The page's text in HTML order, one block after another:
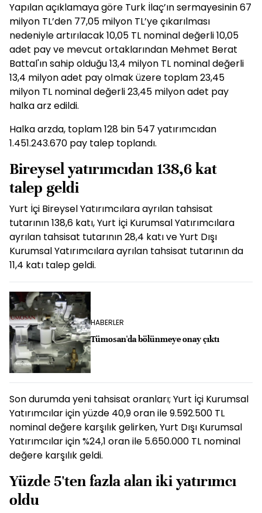
Yapılan açıklamaya göre Turk İlaç’ın sermayesinin 67
milyon TL’den 77,05 milyon TL’ye çıkarılması
nedeniyle artırılacak 10,05 TL nominal değerli 10,05
adet pay ve mevcut ortaklarından Mehmet Berat
Battal'ın sahip olduğu 13,4 milyon TL nominal değerli
13,4 milyon adet pay olmak üzere toplam 23,45
milyon TL nominal değerli 23,45 milyon adet pay
halka arz edildi.
Halka arzda, toplam 128 bin 547 yatırımcıdan
1.451.243.670 pay talep toplandı.
Bireysel yatırımcıdan 138,6 kat
talep geldi
Yurt İçi Bireysel Yatırımcılara ayrılan tahsisat
tutarının 138,6 katı, Yurt İçi Kurumsal Yatırımcılara
ayrılan tahsisat tutarının 28,4 katı ve Yurt Dışı
Kurumsal Yatırımcılara ayrılan tahsisat tutarının da
11,4 katı talep geldi.
HABERLER
Tümosan'da bölünmeye onay çıktı
Son durumda yeni tahsisat oranları; Yurt İçi Kurumsal
Yatırımcılar için yüzde 40,9 oran ile 9.592.500 TL
nominal değere karşılık gelirken, Yurt Dışı Kurumsal
Yatırımcılar için %24,1 oran ile 5.650.000 TL nominal
değere karşılık geldi.
Yüzde 5'ten fazla alan iki yatırımcı
oldu